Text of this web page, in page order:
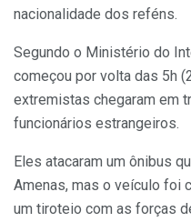
nacionalidade dos reféns.
Segundo o Ministério do
começou por volta das 5h
extremistas chegaram em
funcionários estrangeiros.
Eles atacaram um ônibus
Amenas, mas o veículo foi
um tiroteio com as forças